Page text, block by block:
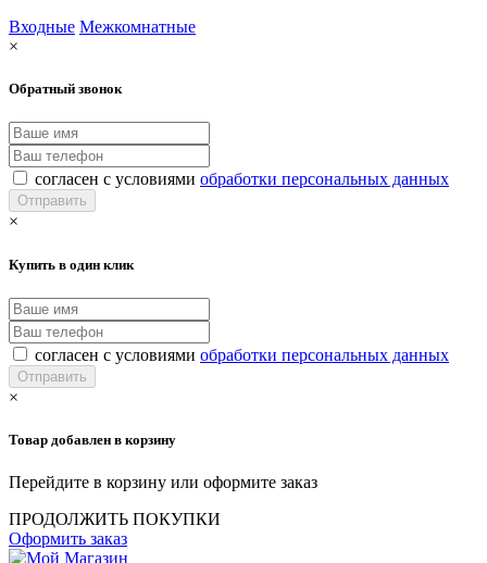
Входные Межкомнатные
×
Обратный звонок
согласен с условиями обработки персональных данных
×
Купить в один клик
согласен с условиями обработки персональных данных
×
Товар добавлен в корзину
Перейдите в корзину или оформите заказ
ПРОДОЛЖИТЬ ПОКУПКИ
Оформить заказ